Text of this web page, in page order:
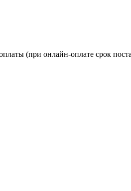
(при онлайн-оплате срок